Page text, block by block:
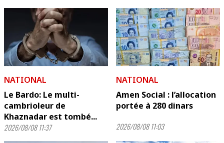
NATIONAL
Le Bardo: Le multi-
cambrioleur de
Khaznadar est tombé...
2026/08/08 11:37
NATIONAL
Amen Social : l’allocation
portée à 280 dinars
2026/08/08 11:03